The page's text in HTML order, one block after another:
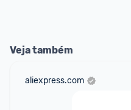
Veja também
aliexpress.com